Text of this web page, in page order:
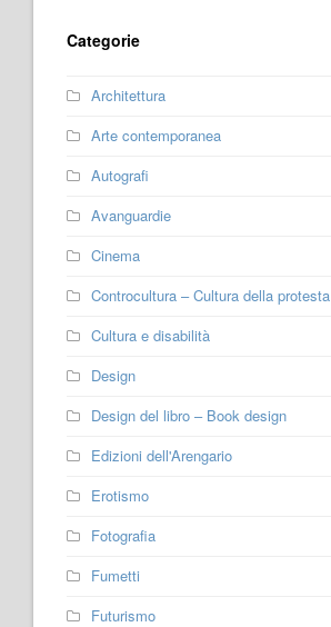
Categorie
Architettura
Arte contemporanea
Autografi
Avanguardie
Cinema
Controcultura – Cultura della protesta
Cultura e disabilità
Design
Design del libro – Book design
Edizioni dell'Arengario
Erotismo
Fotografia
Fumetti
Futurismo